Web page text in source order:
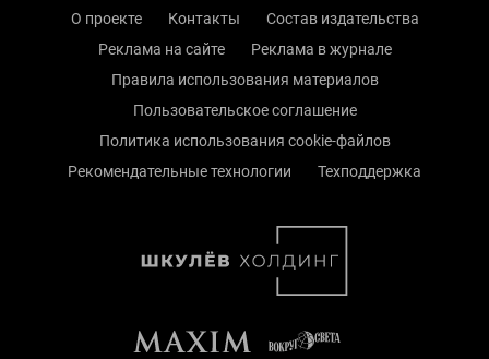
О проекте Контакты
Состав издательства
Реклама на сайте
Реклама в журнале
Правила использования материалов
Пользовательское соглашение
Политика использования cookie-файлов
Рекомендательные технологии
Техподдержка